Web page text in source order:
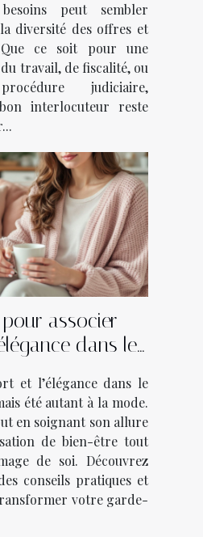
peut sembler
diversité des offres et
Que ce soit pour une
travail, de fiscalité, ou
judiciaire,
interlocuteur reste
associer
dans le
et l’élégance dans le
été autant à la mode.
en soignant son allure
de bien-être tout
de soi. Découvrez
conseils pratiques et
votre garde-